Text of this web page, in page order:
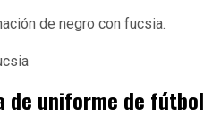
de negro con fucsia.
de uniforme de fútbol